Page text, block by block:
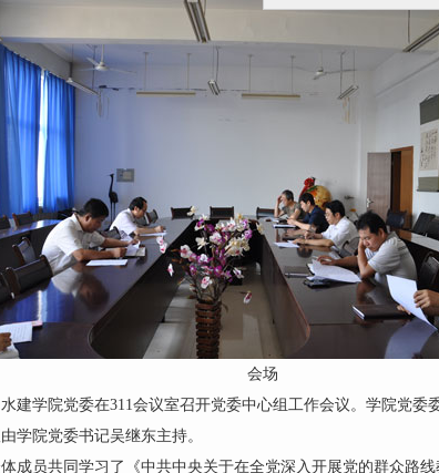
会场
学院党委在311会议室召开党委中心组工作会议。学院党委
学院党委书记吴继东主持。
员共同学习了《中共中央关于在全党深入开展党的群众路线